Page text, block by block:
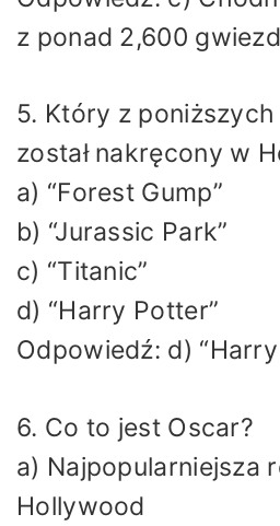
z ponad 2,600
5. Który z
został nakręcony w
a) “Forest Gump”
b) “Jurassic Park”
c) “Titanic”
d) “Harry Potter”
Odpowiedź: d)
6. Co to jest Oscar?
a) Najpopularniejsza
Hollywood